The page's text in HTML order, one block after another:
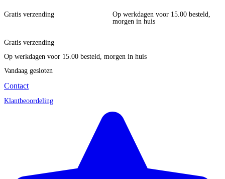
Gratis verzending
Op werkdagen voor 15.00 besteld,
morgen in huis
Gratis verzending
Op werkdagen voor 15.00 besteld, morgen in huis
Vandaag gesloten
Contact
Klantbeoordeling